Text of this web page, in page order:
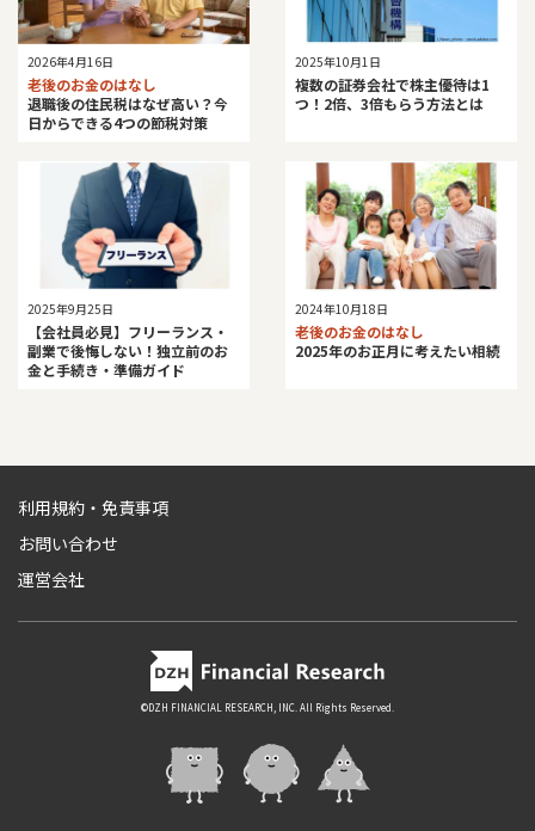
2026年4月16日
老後のお金のはなし
退職後の住民税はなぜ高い？今
日からできる4つの節税対策
2025年10月1日
複数の証券会社で株主優待は1
つ！2倍、3倍もらう方法とは
2025年9月25日
【会社員必見】フリーランス・
副業で後悔しない！独立前のお
金と手続き・準備ガイド
2024年10月18日
老後のお金のはなし
2025年のお正月に考えたい相続
利用規約・免責事項
お問い合わせ
運営会社
©DZH FINANCIAL RESEARCH, INC. All Rights Reserved.